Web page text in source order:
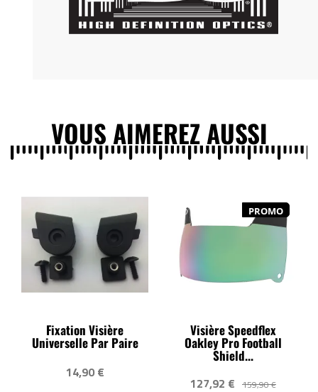
VOUS AIMEREZ AUSSI
Fixation Visière
Universelle Par Paire
14,90 €
PROMO
Visière Speedflex
Oakley Pro Football
Shield...
127,92 € 159,90 €